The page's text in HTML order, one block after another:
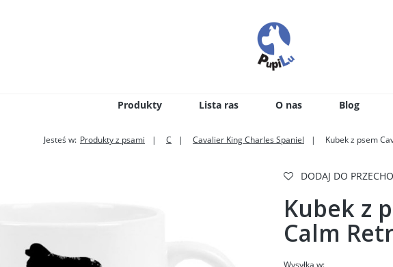
Produkty Lista ras O nas Blog
Jesteś w: Produkty z psami C Cavalier King Charles Spaniel Kubek z psem
DODAJ DO
Kubek z
Calm
Wysyłka w: